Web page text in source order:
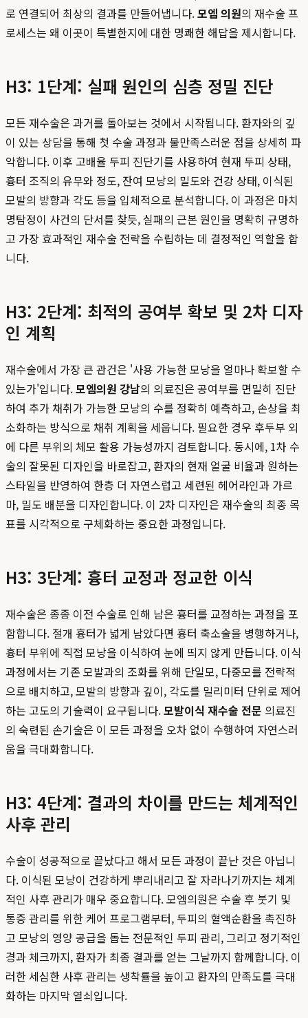
로 연결되어 최상의 결과를 만들어냅니다.모엠 의원의 재수술 프
로세스는 왜 이곳이 특별한지에 대한 명쾌한 해답을 제시합니다.
H3: 1단계: 실패 원인의 심층 정밀 진단
모든 재수술은 과거를 돌아보는 것에서 시작됩니다. 환자와의 깊
이 있는 상담을 통해 첫 수술 과정과 불만족스러운 점을 상세히 파
악합니다. 이후 고배율 두피 진단기를 사용하여 현재 두피 상태,
흉터 조직의 유무와 정도, 잔여 모낭의 밀도와 건강 상태, 이식된
모발의 방향과 각도 등을 입체적으로 분석합니다. 이 과정은 마치
명탐정이 사건의 단서를 찾듯, 실패의 근본 원인을 명확히 규명하
고 가장 효과적인 재수술 전략을 수립하는 데 결정적인 역할을 합
니다.
H3: 2단계: 최적의 공여부 확보 및 2차 디자
인 계획
재수술에서 가장 큰 관건은 '사용 가능한 모낭을 얼마나 확보할 수
있는가'입니다.모엠의원 강남의 의료진은 공여부를 면밀히 진단
하여 추가 채취가 가능한 모낭의 수를 정확히 예측하고, 손상을 최
소화하는 방식으로 채취 계획을 세웁니다. 필요한 경우 후두부 외
에 다른 부위의 체모 활용 가능성까지 검토합니다. 동시에, 1차 수
술의 잘못된 디자인을 바로잡고, 환자의 현재 얼굴 비율과 원하는
스타일을 반영하여 한층 더 자연스럽고 세련된 헤어라인과 가르
마, 밀도 배분을 디자인합니다. 이 2차 디자인은 재수술의 최종 목
표를 시각적으로 구체화하는 중요한 과정입니다.
H3: 3단계: 흉터 교정과 정교한 이식
재수술은 종종 이전 수술로 인해 남은 흉터를 교정하는 과정을 포
함합니다. 절개 흉터가 넓게 남았다면 흉터 축소술을 병행하거나,
흉터 부위에 직접 모낭을 이식하여 눈에 띄지 않게 만듭니다. 이식
과정에서는 기존 모발과의 조화를 위해 단일모, 다중모를 전략적
으로 배치하고, 모발의 방향과 깊이, 각도를 밀리미터 단위로 제어
하는 고도의 기술력이 요구됩니다.모발이식 재수술 전문 의료진
의 숙련된 손기술은 이 모든 과정을 오차 없이 수행하여 자연스러
움을 극대화합니다.
H3: 4단계: 결과의 차이를 만드는 체계적인
사후 관리
수술이 성공적으로 끝났다고 해서 모든 과정이 끝난 것은 아닙니
다. 이식된 모낭이 건강하게 뿌리내리고 잘 자라나기까지는 체계
적인 사후 관리가 매우 중요합니다. 모엠의원은 수술 후 붓기 및
통증 관리를 위한 케어 프로그램부터, 두피의 혈액순환을 촉진하
고 모낭의 영양 공급을 돕는 전문적인 두피 관리, 그리고 정기적인
경과 체크까지, 환자가 최종 결과를 얻는 그날까지 함께합니다. 이
러한 세심한 사후 관리는 생착률을 높이고 환자의 만족도를 극대
화하는 마지막 열쇠입니다.